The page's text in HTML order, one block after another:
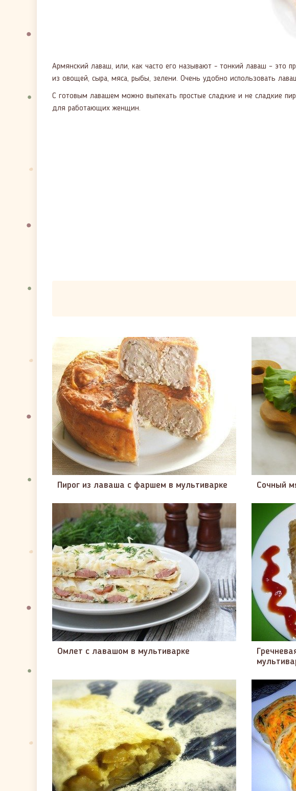
Армянский лаваш, или, как часто его называют - тонкий лаваш – это
из овощей, сыра, мяса, рыбы, зелени. Очень удобно использовать
С готовым лавашем можно выпекать простые сладкие и не сладкие
для работающих женщин.
Пирог из лаваша с фаршем в мультиварке Сочный
Омлет с лавашом в мультиварке